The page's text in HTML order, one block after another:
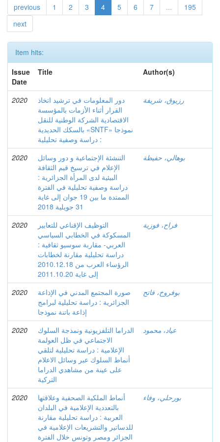
previous 1 2 3 4 5 6 7 ...
195
next
Item hits:
Issue
Date
Title Author(s)
2020
دور المعلومات في ترشيد اتخاذ
القرار أثناء الأزمات بالمؤسسة
الاقتصادية الشركة الوطنية للنقل
بالسكك الحديدية «SNTF» نموذجا
: دراسة وصفية تحليلية
رزيوق، شريفة
2020
التنشئة الإجتماعية و دور وسائل
الإعلام في ترسيخ قيم الثقافة
البيئية لدى المرأة الجزائرية :
دراسة وصفية تحليلية في الفترة
الممتدة ما بين 19 جوان إلى غاية
31 جويلية 2018
بوهالي، حفيظة
2020
التوظيف الإقناعي للتعابير
المسكوكة في الخطابي السياسي
العربي- مقاربة سوسيو ثقافية :
دراسة تحليلية مقارنة لخطابات
الرؤساء العرب من 2010.12.18
إلى غاية 2011.10.20
فراح، فوزية
2020
صورة المجتمع المدني في الإذاعة
الجزائرية : دراسة تحليلية لبرامج
إذاعة باتنة نموذجا
بوفروخ، فاتح
2020
الدراما التلفزيونية ونمذجة السلوك
الاجتماعي في ظل العولمة
الإعلامية : دراسة تحليلية لتلقي
أنماط السلوك عبر وسائل الاعلام
على عينة من مشاهدي الدراما
التركية
عياد، محمود
2020
أنماط الملكية الصحفية وعلاقتها
بالتعددية الإعلامية في البلدان
العربية : دراسة تحليلية مقارنة
للدساتير والتشريعات الإعلامية في
الجزائر ومصر وتونس خلال الفترة
بورحلي، وفاء